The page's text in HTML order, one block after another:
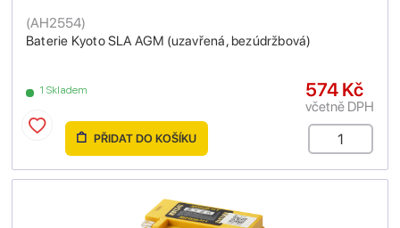
Baterie Kyoto SLA AGM (uzavřená, bezúdržbová)
(AH2554)
1 Skladem 574 Kč
včetně DPH
PŘIDAT DO KOŠÍKU